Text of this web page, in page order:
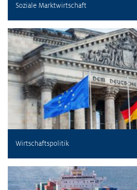
Soziale Marktwirtschaft
Wirtschaftspolitik